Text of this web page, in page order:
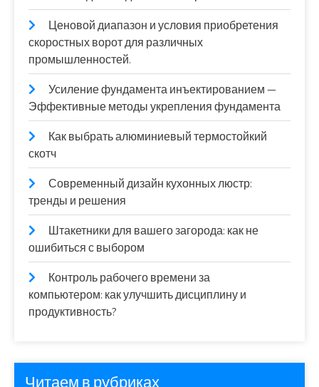
Ценовой диапазон и условия приобретения
скоростных ворот для различных
промышленностей.
Усиление фундамента инъектированием —
Эффективные методы укрепления фундамента
Как выбрать алюминиевый термостойкий
скотч
Современный дизайн кухонных люстр:
тренды и решения
Штакетники для вашего загорода: как не
ошибиться с выбором
Контроль рабочего времени за
компьютером: как улучшить дисциплину и
продуктивность?
Читаем в рубриках